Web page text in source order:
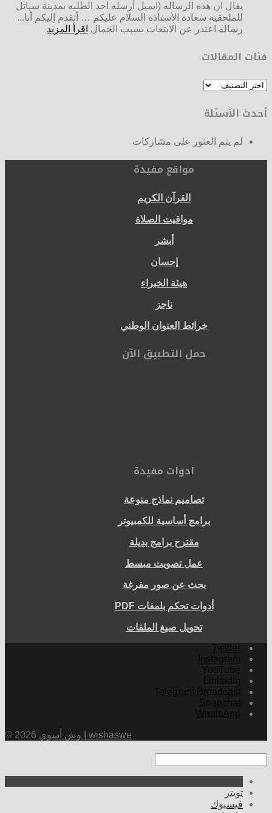
يقال ان هذه الرساله (ايميل أرسله احد الطلبه بمدينة سياتل
للملحقية سعادة الأستاذه السلام عليكم … أتقدم إليكم أنا...
رساله اعتذر عن الابتعاث بسبب الجمال اقرأ المزيد
فئات المقالات
فئات
أحدث الأسئلة
لم يتم العثور على مشاركات
مواقع مفيدة
القرآن الكريم
مواقيت الصلاة
أبشر
إحسان
هيئة الخبراء
ناجز
خرائط العنوان الوطني
حمل التطبيق الآن
ادوات مفيدة
تصاميم نماذج منوعة
برامج أساسية للكمبيوتر
مقترح برامج بديلة
عمل تصويت مبسط
بحث عن صور مفرغة
أدوات تحكم بلمفات PDF
تحويل صيغ الملفات
© 2026 وش أسوي | wishaswe
تويتر
فيسبوك